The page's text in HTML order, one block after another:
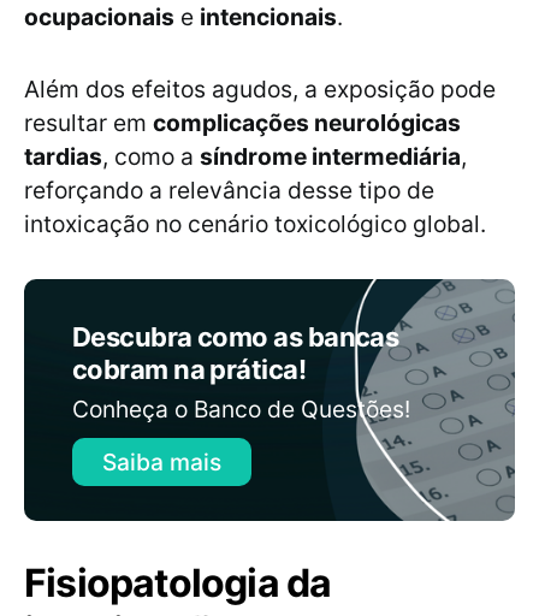
ocupacionais e intencionais.
Além dos efeitos agudos, a exposição pode
resultar em complicações neurológicas
tardias, como a síndrome intermediária,
reforçando a relevância desse tipo de
intoxicação no cenário toxicológico global.
Descubra como as bancas
cobram na prática!
Conheça o Banco de Questões!
Saiba mais
Fisiopatologia da